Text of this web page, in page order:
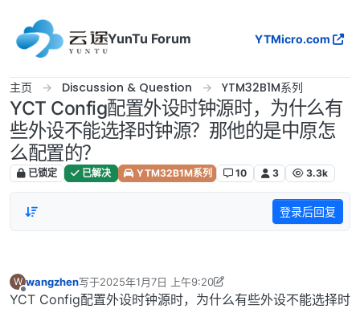
YunTu Forum
YTMicro.com
主页 Discussion & Question YTM32B1M系列
YCT Config配置外设时钟源时，为什么有
些外设不能选择时钟源？那他的是中原怎
么配置的？
已锁定 已解决 YTM32B1M系列 10 3 3.3k
登录后回复
W
离线
wangzhen写于2025年1月7日 上午9:20
最后由 Frankie 编辑2025年1月8日 上午9:39
YCT Config配置外设时钟源时，为什么有些外设不能选择时